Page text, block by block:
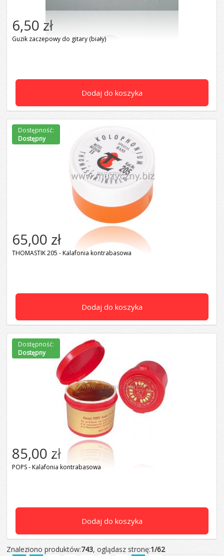
Dodaj do koszyka
6,50 zł
Guzik zaczepowy do gitary (biały)
Dodaj do koszyka
65,00 zł
THOMASTIK 205 - Kalafonia kontrabasowa
Dostępność:
Dostępny
Dodaj do koszyka
85,00 zł
POPS - Kalafonia kontrabasowa
Dostępność:
Dostępny
Znaleziono produktów:743, oglądasz stronę:1/62